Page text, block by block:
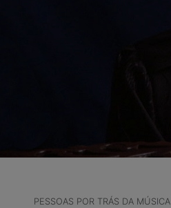
PESSOAS POR TRÁS DA MÚSICA